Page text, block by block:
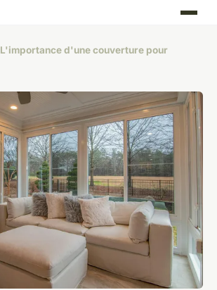
L'importance d'une couverture pour